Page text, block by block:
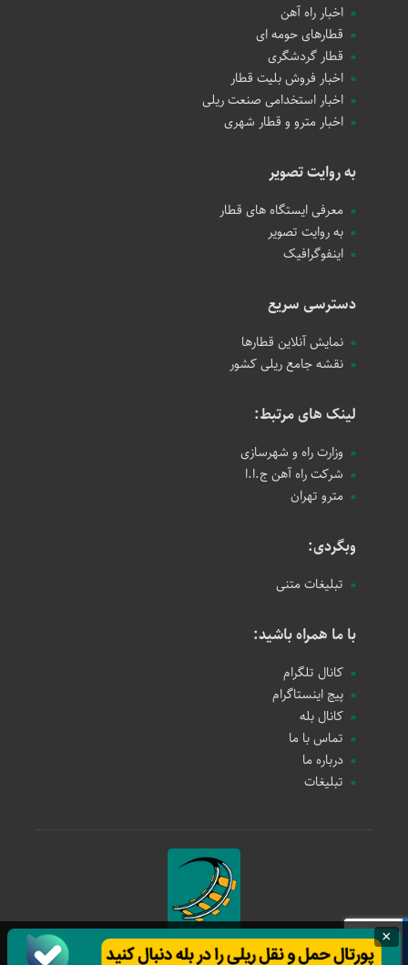
اخبار راه آهن
قطارهای حومه ای
قطار گردشگری
اخبار فروش بلیت قطار
اخبار استخدامی صنعت ریلی
اخبار مترو و قطار شهری
به روایت تصویر
معرفی ایستگاه های قطار
به روایت تصویر
اینفوگرافیک
دسترسی سریع
نمایش آنلاین قطارها
نقشه جامع ریلی کشور
لینک های مرتبط:
وزارت راه و شهرسازی
شرکت راه آهن ج.ا.ا
مترو تهران
وبگردی:
تبلیغات متنی
با ما همراه باشید:
کانال تلگرام
پیج اینستاگرام
کانال بله
تماس با ما
درباره ما
تبلیغات
حمل و نقل ریلی
×